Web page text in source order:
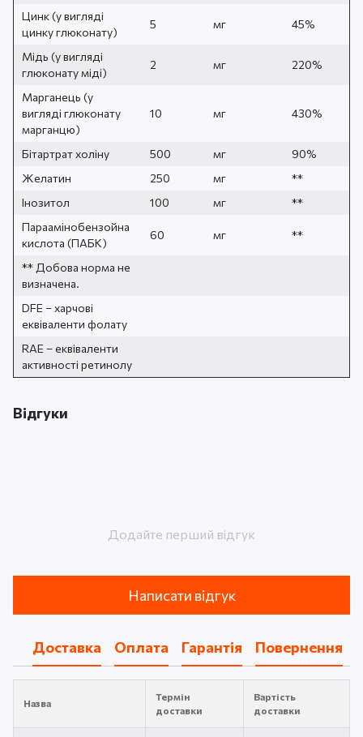
Цинк (у вигляді
цинку глюконату)
5 мг 45%
Мідь (у вигляді
глюконату міді)
2 мг 220%
Марганець (у
вигляді глюконату
марганцю)
10 мг 430%
Бітартрат холіну 500 мг
90%
Желатин
250 мг
**
Інозитол
100 мг
**
Параамінобензойна
кислота (ПАБК)
60 мг **
** Добова норма не
визначена.
DFE – харчові
еквіваленти фолату
RAE – еквіваленти
активності ретинолу
Відгуки
Додайте перший відгук
Написати відгук
Доставка Оплата Гарантія Повернення
Назва
Термін
доставки
Вартість
доставки